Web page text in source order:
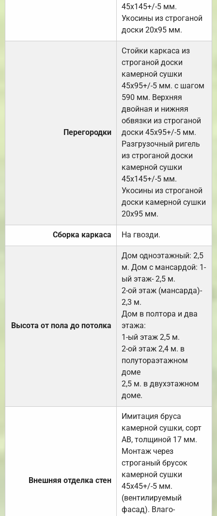
45х145+/-5 мм.
Укосины из строганой
доски 20х95 мм.
Перегородки
Стойки каркаса из
строганой доски
камерной сушки
45х95+/-5 мм. с шагом
590 мм. Верхняя
двойная и нижняя
обвязки из строганой
доски 45х95+/-5 мм.
Разгрузочный ригель
из строганой доски
камерной сушки
45х145+/-5 мм.
Укосины из строганой
доски камерной сушки
20х95 мм.
Сборка каркаса На гвозди.
Высота от пола до потолка
Дом одноэтажный: 2,5
м. Дом с мансардой: 1-
ый этаж- 2,5 м.
2-ой этаж (мансарда)-
2,3 м.
Дом в полтора и два
этажа:
1-ый этаж 2,5 м.
2-ой этаж 2,4 м. в
полутораэтажном
доме
2,5 м. в двухэтажном
доме.
Внешняя отделка стен
Имитация бруса
камерной сушки, сорт
АВ, толщиной 17 мм.
Монтаж через
строганый брусок
камерной сушки
45х45+/-5 мм.
(вентилируемый
фасад). Влаго-